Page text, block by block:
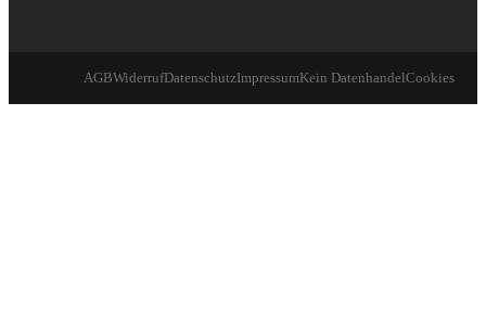
AGBWiderrufDatenschutzImpressumKein DatenhandelCookies